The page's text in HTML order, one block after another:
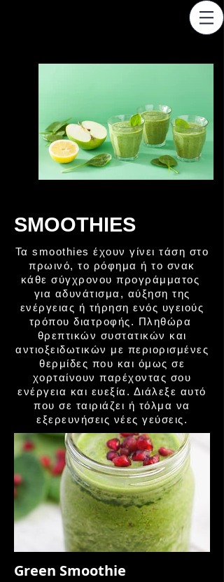
SMOOTHIES
Τα smoothies έχουν γίνει τάση στο
πρωινό, το ρόφημα ή το σνακ
κάθε σύγχρονου προγράμματος
για αδυνάτισμα, αύξηση της
ενέργειας ή τήρηση ενός υγειούς
τρόπου διατροφής. Πληθώρα
θρεπτικών συστατικών και
αντιοξειδωτικών με περιορισμένες
θερμίδες που και όμως σε
χορταίνουν παρέχοντας σου
ενέργεια και ευεξία. Διάλεξε αυτό
που σε ταιριάζει ή τόλμα να
εξερευνήσεις νέες γεύσεις.
Green Smoothie